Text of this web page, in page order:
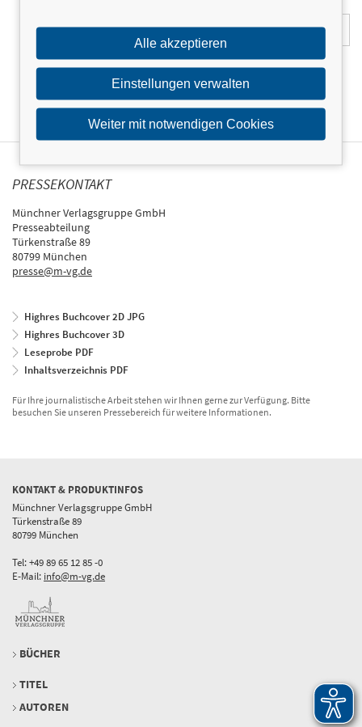
PRESSEKONTAKT
Münchner Verlagsgruppe GmbH
Presseabteilung
Türkenstraße 89
80799 München
presse@m-vg.de
Highres Buchcover 2D JPG
Highres Buchcover 3D
Leseprobe PDF
Inhaltsverzeichnis PDF
Für Ihre journalistische Arbeit stehen wir Ihnen gerne zur Verfügung. Bitte
besuchen Sie unseren Pressebereich für weitere Informationen.
KONTAKT & PRODUKTINFOS
Münchner Verlagsgruppe GmbH
Türkenstraße 89
80799 München
Tel: +49 89 65 12 85 -0
E-Mail: info@m-vg.de
BÜCHER
TITEL
AUTOREN
Alle akzeptieren
Einstellungen verwalten
Weiter mit notwendigen Cookies